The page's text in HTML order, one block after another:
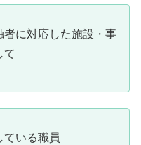
に対応した施設・事
て
ている職員